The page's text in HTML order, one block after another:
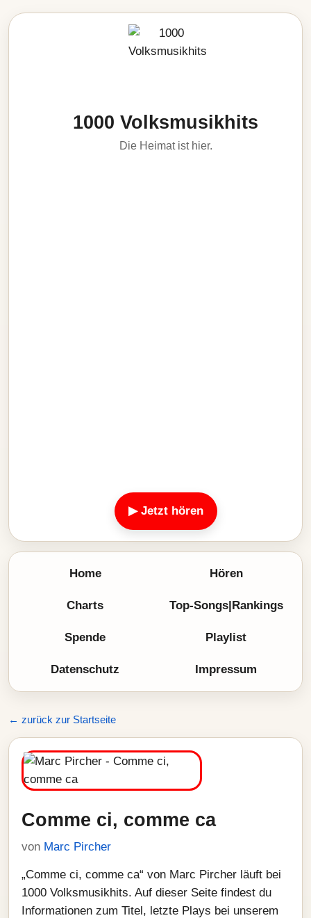
1000 Volksmusikhits
Die Heimat ist hier.
▶ Jetzt hören
Home Hören
Charts Top-Songs|Rankings
Spende Playlist
Datenschutz Impressum
← zurück zur Startseite
Comme ci, comme ca
von Marc Pircher
„Comme ci, comme ca“ von Marc Pircher läuft bei
1000 Volksmusikhits. Auf dieser Seite findest du
Informationen zum Titel, letzte Plays bei unserem